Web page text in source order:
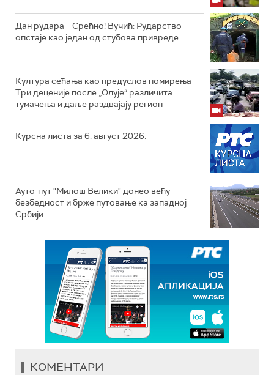
Дан рудара – Срећно! Вучић: Рударство
опстаје као један од стубова привреде
Култура сећања као предуслов помирења ­-
Три деценије после „Олује“ различита
тумачења и даље раздвајају регион
Курсна листа за 6. август 2026.
Ауто-пут "Милош Велики" донео већу
безбедност и брже путовање ка западној
Србији
КОМЕНТАРИ